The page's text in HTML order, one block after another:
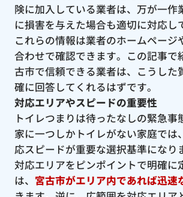
険に加入している業者は、万が一作
に損害を与えた場合も適切に対応し
これらの情報は業者のホームページ
合わせで確認できます。この記事で
古市で信頼できる業者は、こうした
確に回答してくれるはずです。
対応エリアやスピードの重要性
トイレつまりは待ったなしの緊急事
家に一つしかトイレがない家庭では
応スピードが重要な選択基準になり
対応エリアをピンポイントで明確に
は、 宮古市がエリア内であれば迅速